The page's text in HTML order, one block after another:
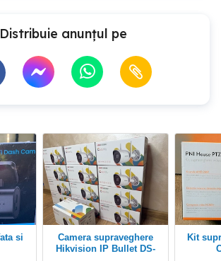
Distribuie anunțul pe
Camera supraveghere
Hikvision IP Bullet DS-
Kit supraveghere video